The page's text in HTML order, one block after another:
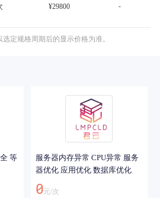
¥29800 -
定规格周期后的显示价格为准。
等
服务器内存异常 CPU异常 服务
器优化 应用优化 数据库优化
0元/次